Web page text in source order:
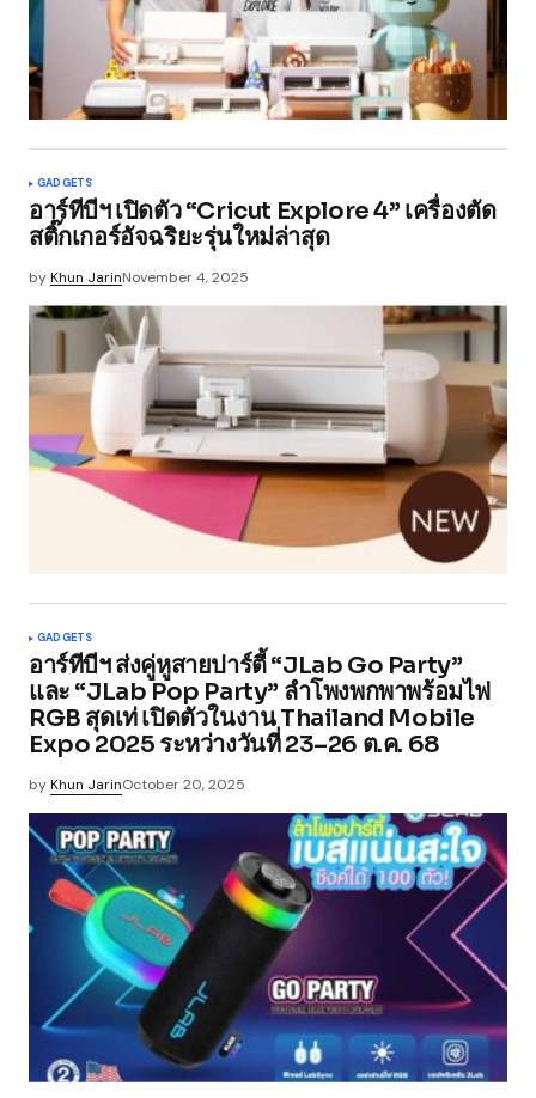
GADGETS
อาร์ทีบีฯ เปิดตัว “Cricut Explore 4” เครื่องตัด
สติ๊กเกอร์อัจฉริยะรุ่นใหม่ล่าสุด
byKhun JarinNovember 4, 2025
GADGETS
อาร์ทีบีฯ ส่งคู่หูสายปาร์ตี้ “JLab Go Party”
และ “JLab Pop Party” ลำโพงพกพาพร้อมไฟ
RGB สุดเท่ เปิดตัวในงาน Thailand Mobile
Expo 2025 ระหว่างวันที่ 23–26 ต.ค. 68
byKhun JarinOctober 20, 2025